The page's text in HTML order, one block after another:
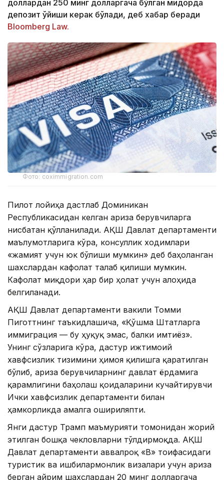
доллардан 250 минг долларгача бўлган миқдорда
депозит қўйиши керак бўлади, деб хабар беради
Bloomberg Law.
Фото: coximmigration.com
Пилот лойиҳа дастлаб Доминикан
Республикасидан келган ариза берувчиларга
нисбатан қўлланилади. АҚШ Давлат департаменти
маълумотларига кўра, консуллик ходимлари
«жамият учун юк бўлиши мумкин» деб баҳоланган
шахслардан кафолат талаб қилиши мумкин.
Кафолат миқдори ҳар бир ҳолат учун алоҳида
белгиланади.
АҚШ Давлат департаменти вакили Томми
Пиготтнинг таъкидлашича, «Қўшма Штатларга
иммиграция — бу ҳуқуқ эмас, балки имтиёз».
Унинг сўзларига кўра, дастур ижтимоий
хавфсизлик тизимини ҳимоя қилишга қаратилган
бўлиб, ариза берувчиларнинг давлат ёрдамига
қарамлигини баҳолаш қоидаларини кучайтирувчи
Ички хавфсизлик департаменти билан
ҳамкорликда амалга ошириляпти.
Янги дастур Трамп маъмурияти томонидан жорий
этилган бошқа чекловларни тўлдирмоқда. АҚШ
Давлат департаменти аввалроқ «B» тоифасидаги
туристик ва ишбилармонлик визалари учун ариза
берган айрим шахслардан 20 минг долларгача